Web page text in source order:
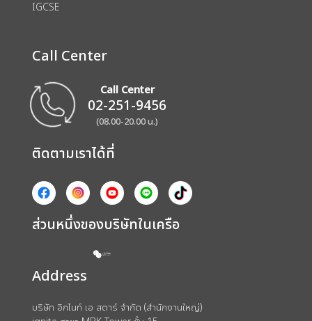
IGCSE
Call Center
Call Center
02-251-9456
(08.00-20.00 น.)
ติดตามเราได้ที่
ส่วนหนึ่งของบริษัทในเครือ
Address
บริษัท อิกไนท์ เอ สตาร์ จำกัด (สำนักงานใหญ่)